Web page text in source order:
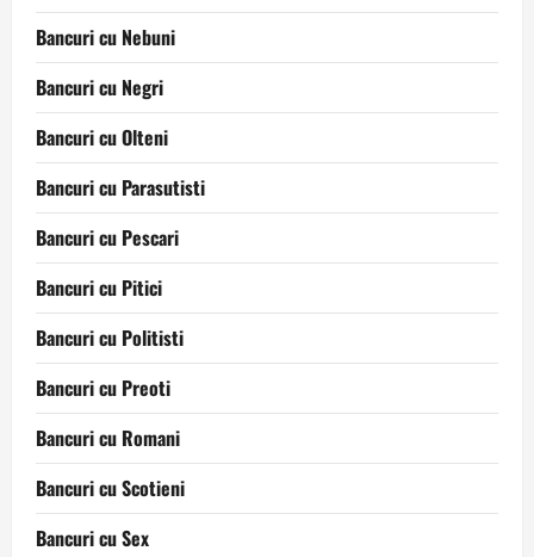
Bancuri cu Nebuni
Bancuri cu Negri
Bancuri cu Olteni
Bancuri cu Parasutisti
Bancuri cu Pescari
Bancuri cu Pitici
Bancuri cu Politisti
Bancuri cu Preoti
Bancuri cu Romani
Bancuri cu Scotieni
Bancuri cu Sex